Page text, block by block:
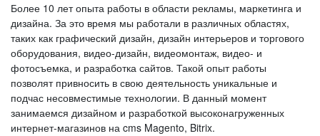
Более 10 лет опыта работы в области рекламы, маркетинга и
дизайна. За это время мы работали в различных областях,
таких как графический дизайн, дизайн интерьеров и торгового
оборудования, видео-дизайн, видеомонтаж, видео- и
фотосъемка, и разработка сайтов. Такой опыт работы
позволят привносить в свою деятельность уникальные и
подчас несовместимые технологии. В данный момент
занимаемся дизайном и разработкой высоконагруженных
интернет-магазинов на cms Magento, Bitrix.